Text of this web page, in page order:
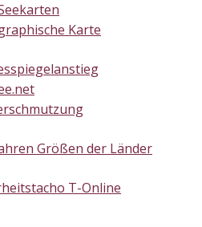
Karte
Größen der Länder
T-Online